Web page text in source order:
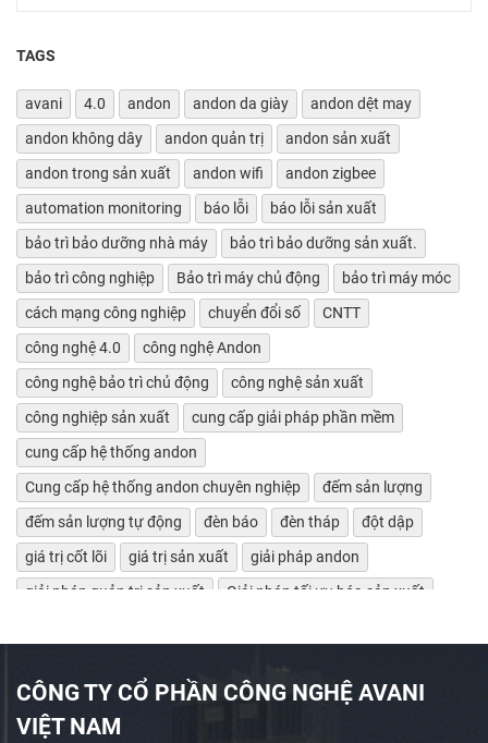
TAGS
avani 4.0 andon andon da giày
andon dệt may
andon không dây
andon quản trị
andon sản xuất
andon trong sản xuất
andon wifi
andon zigbee
automation monitoring
báo lỗi
báo lỗi sản xuất
bảo trì bảo dưỡng nhà máy
bảo trì bảo dưỡng sản xuất.
bảo trì công nghiệp
Bảo trì máy chủ động
bảo trì máy móc
cách mạng công nghiệp
chuyển đổi số
CNTT
công nghệ 4.0
công nghệ Andon
công nghệ bảo trì chủ động
công nghệ sản xuất
công nghiệp sản xuất
cung cấp giải pháp phần mềm
cung cấp hệ thống andon
Cung cấp hệ thống andon chuyên nghiệp
đếm sản lượng
đếm sản lượng tự động
đèn báo đèn tháp
đột dập
giá trị cốt lõi
giá trị sản xuất
giải pháp andon
giải pháp quản trị sản xuất
Giải pháp tối ưu hóa sản xuất
giám sát máy CNC
giám sát máy công cụ
giám sát máy tự động
CÔNG TY CỔ PHẦN CÔNG NGHỆ AVANI
VIỆT NAM